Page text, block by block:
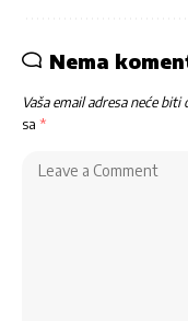
Nema
Vaša email adresa neće biti
sa *